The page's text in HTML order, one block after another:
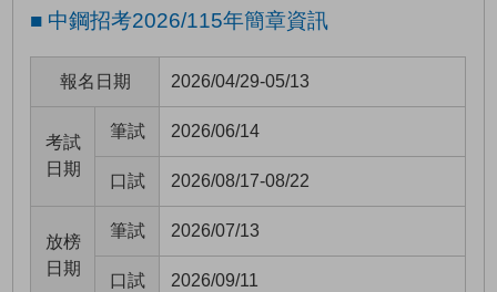
■ 中鋼招考2026/115年簡章資訊
報名日期 2026/04/29-05/13
考試
日期
筆試 2026/06/14
口試 2026/08/17-08/22
放榜
日期
筆試 2026/07/13
口試 2026/09/11